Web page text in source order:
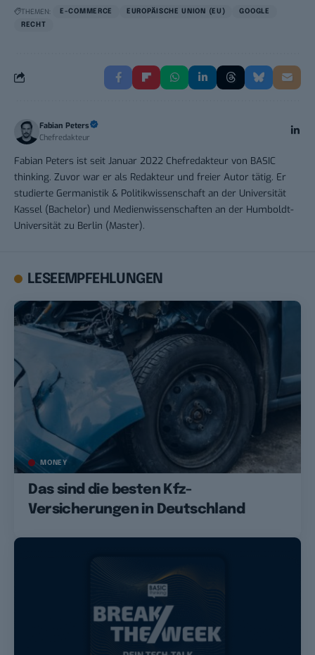
THEMEN: E-COMMERCE EUROPÄISCHE UNION (EU)
GOOGLE
RECHT
Fabian Peters
Chefredakteur
Fabian Peters ist seit Januar 2022 Chefredakteur von BASIC
thinking. Zuvor war er als Redakteur und freier Autor tätig. Er
studierte Germanistik & Politikwissenschaft an der Universität
Kassel (Bachelor) und Medienwissenschaften an der Humboldt-
Universität zu Berlin (Master).
LESEEMPFEHLUNGEN
MONEY
Das sind die besten Kfz-
Versicherungen in Deutschland